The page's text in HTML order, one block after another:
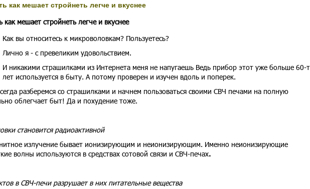
как мешает стройнеть легче и вкуснее
мешает стройнеть легче и вкуснее
Как вы относитесь к микроволовкам? Пользуетесь?
Лично я - с превеликим удовольствием.
И никакими страшилками из Интернета меня не напугаешь Ведь прибор этот уже больше 60-
лет используется в быту. А потому проверен и изучен вдоль и поперек.
разберемся со страшилками и начнем пользоваться своими СВЧ печами на полную
облегчает быт! Да и похудение тоже.
становится радиоактивной
излучение бывает ионизирующим и неионизирующим. Именно неионизирующие
волны используются в средствах сотовой связи и СВЧ-печах.
в СВЧ-печи разрушает в них питательные вещества